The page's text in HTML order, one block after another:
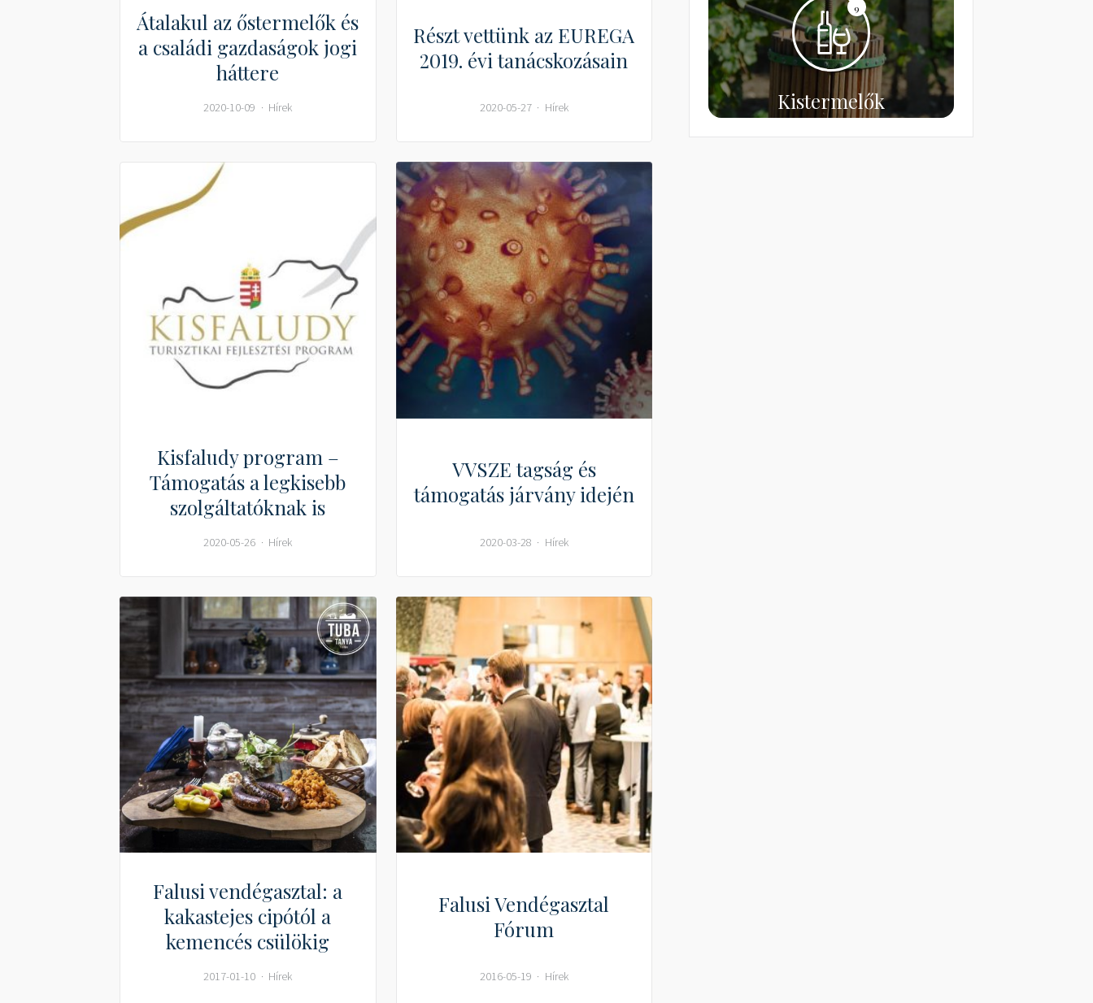
Átalakul az őstermelők és
a családi gazdaságok jogi
háttere
2020-10-09 Hírek
Részt vettünk az EUREGA
2019. évi tanácskozásain
2020-05-27 Hírek
Kisfaludy program –
Támogatás a legkisebb
szolgáltatóknak is
2020-05-26 Hírek
VVSZE tagság és
támogatás járvány idején
2020-03-28 Hírek
Falusi vendégasztal: a
kakastejes cipótól a
kemencés csülökig
2017-01-10 Hírek
Falusi Vendégasztal
Fórum
2016-05-19 Hírek
9
Kistermelők